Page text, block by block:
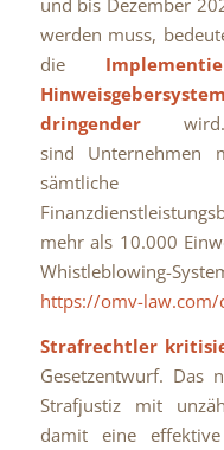
werden muss,
die
dringenderwird.
sind Unternehmen
sämtliche
mehr als 10.000
Whistleblowing-
https://omv-law.com/
Strafrechtler
Gesetzentwurf. Das
Strafjustiz mit
damit eine effektive